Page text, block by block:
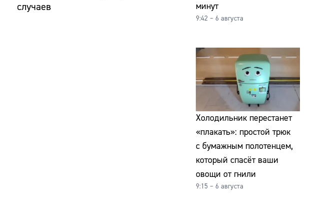
случаев
минут
9:42 – 6 августа
Холодильник перестанет
«плакать»: простой трюк
с бумажным полотенцем,
который спасёт ваши
овощи от гнили
9:15 – 6 августа